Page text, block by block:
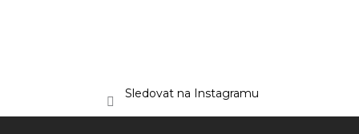
Sledovat na Instagramu